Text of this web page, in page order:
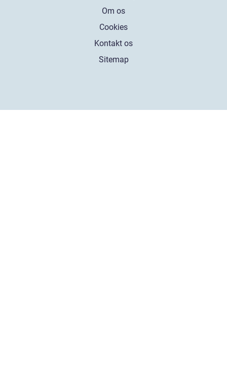
Om os
Cookies
Kontakt os
Sitemap